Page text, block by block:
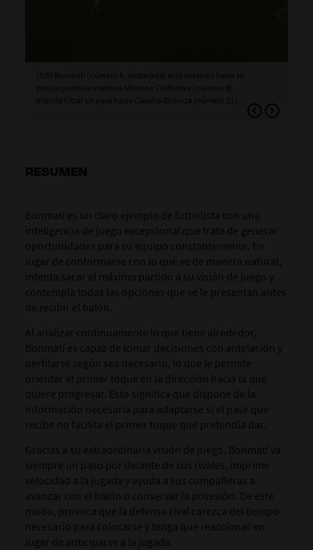
RESUMEN
Bonmatí es un claro ejemplo de futbolista con una
inteligencia de juego excepcional que trata de generar
oportunidades para su equipo constantemente. En
lugar de conformarse con lo que ve de manera natural,
intenta sacar el máximo partido a su visión de juego y
contempla todas las opciones que se le presentan antes
de recibir el balón.
Al analizar continuamente lo que tiene alrededor,
Bonmatí es capaz de tomar decisiones con antelación y
perfilarse según sea necesario, lo que le permite
orientar el primer toque en la dirección hacia la que
quiere progresar.
Esto significa que dispone de la
información necesaria para adaptarse si el pase que
recibe no facilita el primer toque que pretendía dar.
Gracias a su extraordinaria visión de juego, Bonmatí va
siempre un paso por delante de sus rivales, imprime
velocidad a la jugada y ayuda a sus compañeras a
avanzar con el balón o conservar la posesión. De este
modo, provoca que la defensa rival carezca del tiempo
necesario para colocarse y tenga que reaccionar en
lugar de anticiparse a la jugada.